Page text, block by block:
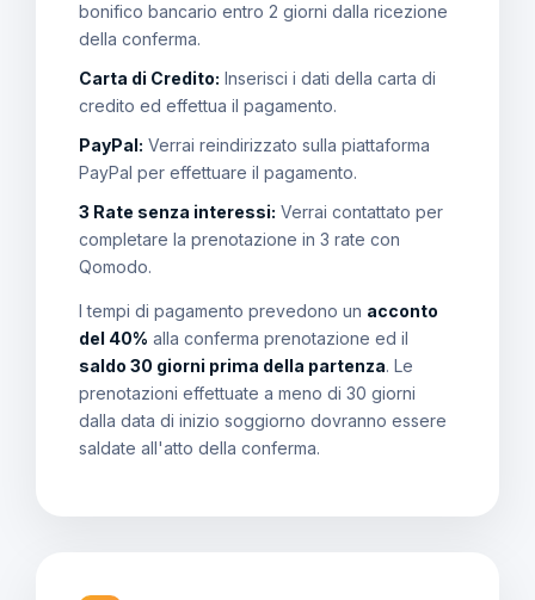
bonifico bancario entro 2 giorni dalla ricezione
della conferma.
Carta di Credito: Inserisci i dati della carta di
credito ed effettua il pagamento.
PayPal: Verrai reindirizzato sulla piattaforma
PayPal per effettuare il pagamento.
3 Rate senza interessi: Verrai contattato per
completare la prenotazione in 3 rate con
Qomodo.
I tempi di pagamento prevedono un acconto
del 40% alla conferma prenotazione ed il
saldo 30 giorni prima della partenza. Le
prenotazioni effettuate a meno di 30 giorni
dalla data di inizio soggiorno dovranno essere
saldate all'atto della conferma.